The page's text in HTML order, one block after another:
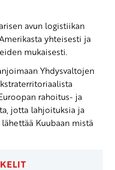
avun logistiikan
yhteisesti ja
mukaisesti.
Yhdysvaltojen
rahoitus- ja
jotta lahjoituksia ja
Kuubaan mistä